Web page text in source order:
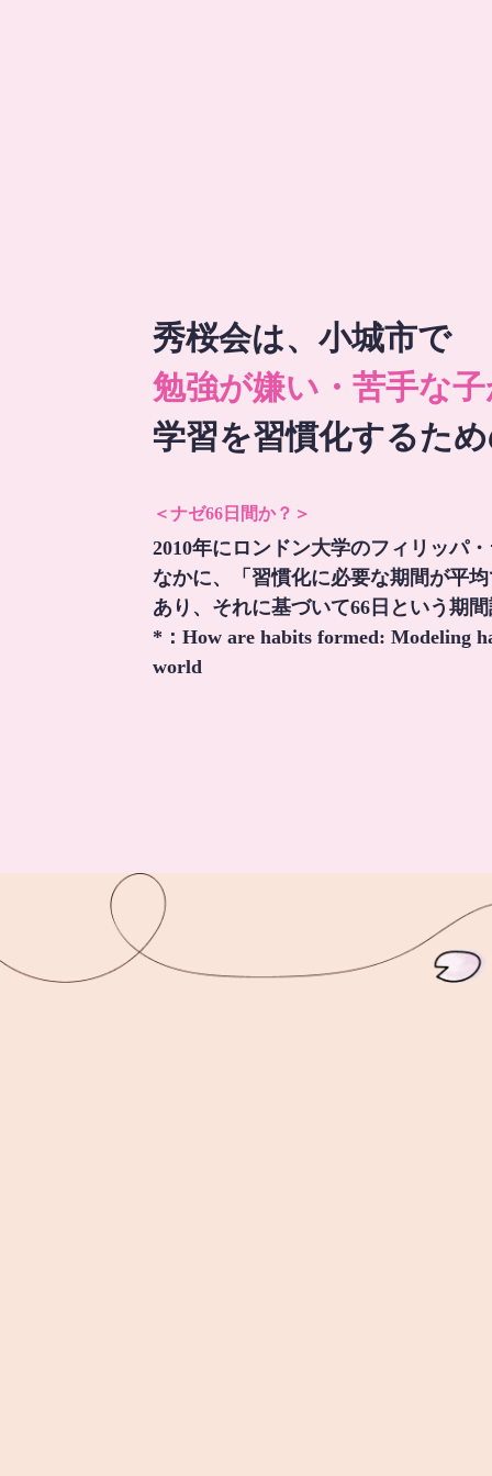
秀桜会は、小城市で
勉強が嫌い・苦手な
学習を習慣化するた
＜ナゼ66日間か？＞
2010年にロンドン大学のフィリッパ
なかに、「習慣化に必要な期間が平
あり、それに基づいて66日という期
*：How are habits formed: Modeling
world